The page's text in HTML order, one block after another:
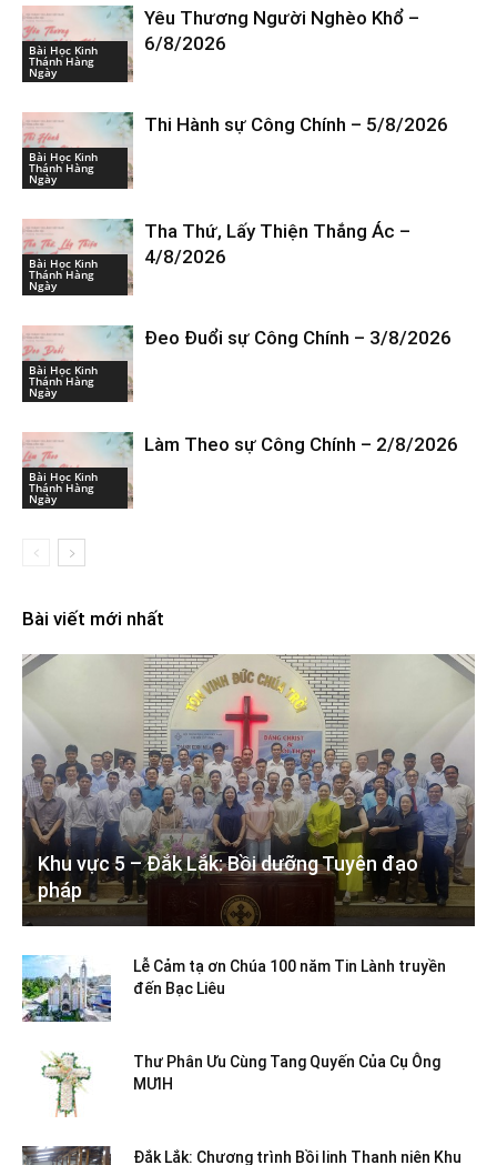
Bài Học Kinh
Thánh Hàng
Ngày
Yêu Thương Người Nghèo Khổ –
6/8/2026
Bài Học Kinh
Thánh Hàng
Ngày
Thi Hành sự Công Chính – 5/8/2026
Bài Học Kinh
Thánh Hàng
Ngày
Tha Thứ, Lấy Thiện Thắng Ác –
4/8/2026
Bài Học Kinh
Thánh Hàng
Ngày
Đeo Đuổi sự Công Chính – 3/8/2026
Bài Học Kinh
Thánh Hàng
Ngày
Làm Theo sự Công Chính – 2/8/2026
Bài viết mới nhất
Khu vực 5 – Đắk Lắk: Bồi dưỡng Tuyên đạo
pháp
Lễ Cảm tạ ơn Chúa 100 năm Tin Lành truyền
đến Bạc Liêu
Thư Phân Ưu Cùng Tang Quyến Của Cụ Ông
MƯIH
Đắk Lắk: Chương trình Bồi linh Thanh niên Khu